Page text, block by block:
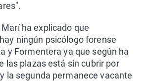
ha explicado que
ningún psicólogo forense
y Formentera ya que según ha
las plazas está sin cubrir por
la segunda permanece vacante